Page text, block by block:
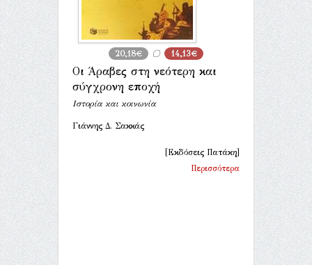
20,18€ 14,13€
Οι Άραβες στη νεότερη και
σύγχρονη εποχή
Ιστορία και κοινωνία
Γιάννης Δ. Σακκάς
[Εκδόσεις Πατάκη]
Περισσότερα